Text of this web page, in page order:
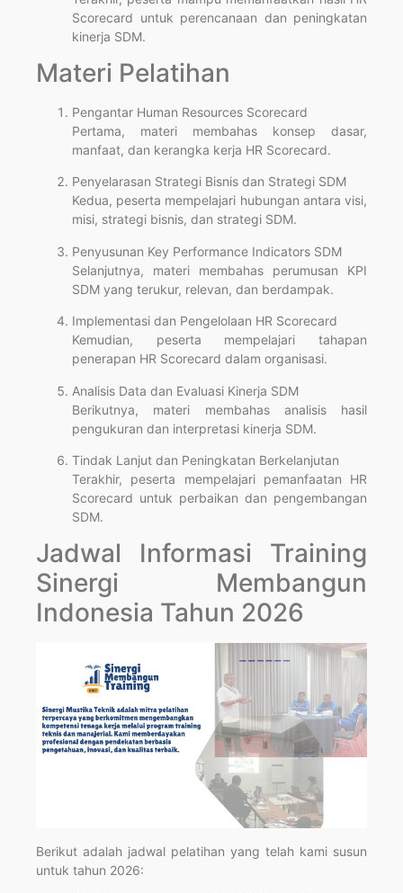
Scorecard untuk perencanaan dan peningkatan
kinerja SDM.
Materi Pelatihan
Pengantar Human Resources Scorecard
Pertama, materi membahas konsep dasar,
manfaat, dan kerangka kerja HR Scorecard.
Penyelarasan Strategi Bisnis dan Strategi SDM
Kedua, peserta mempelajari hubungan antara visi,
misi, strategi bisnis, dan strategi SDM.
Penyusunan Key Performance Indicators SDM
Selanjutnya, materi membahas perumusan KPI
SDM yang terukur, relevan, dan berdampak.
Implementasi dan Pengelolaan HR Scorecard
Kemudian, peserta mempelajari tahapan
penerapan HR Scorecard dalam organisasi.
Analisis Data dan Evaluasi Kinerja SDM
Berikutnya, materi membahas analisis hasil
pengukuran dan interpretasi kinerja SDM.
Tindak Lanjut dan Peningkatan Berkelanjutan
Terakhir, peserta mempelajari pemanfaatan HR
Scorecard untuk perbaikan dan pengembangan
SDM.
Jadwal Informasi Training
Sinergi Membangun
Indonesia Tahun 2026
Berikut adalah jadwal pelatihan yang telah kami susun
untuk tahun 2026: